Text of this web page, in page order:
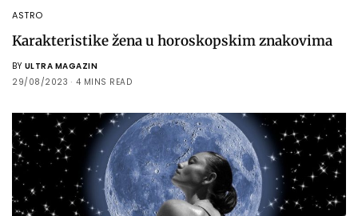
ASTRO
Karakteristike žena u horoskopskim znakovima
BY ULTRA MAGAZIN
29/08/2023
4 MINS READ